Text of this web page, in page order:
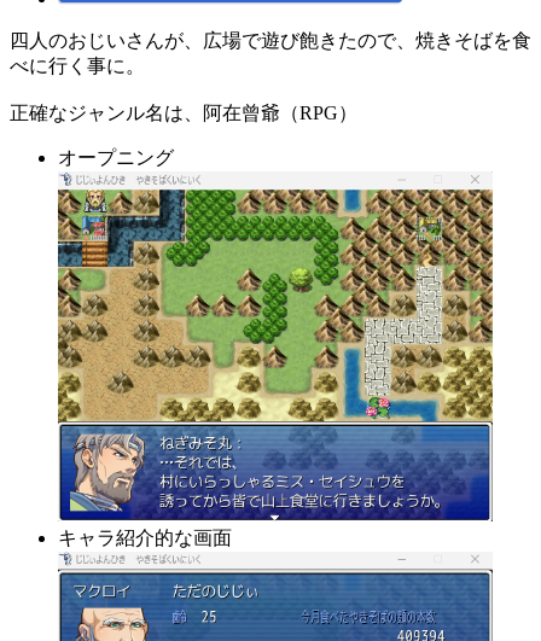
四人のおじいさんが、広場で遊び飽きたので、焼きそばを食
べに行く事に。
正確なジャンル名は、阿在曾爺（RPG）
オープニング
キャラ紹介的な画面